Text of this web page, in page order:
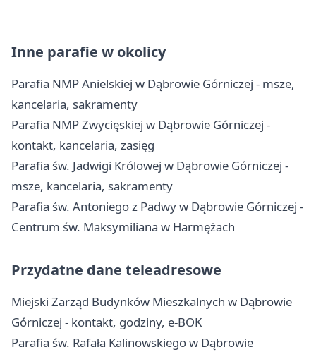
Inne parafie w okolicy
Parafia NMP Anielskiej w Dąbrowie Górniczej - msze,
kancelaria, sakramenty
Parafia NMP Zwycięskiej w Dąbrowie Górniczej -
kontakt, kancelaria, zasięg
Parafia św. Jadwigi Królowej w Dąbrowie Górniczej -
msze, kancelaria, sakramenty
Parafia św. Antoniego z Padwy w Dąbrowie Górniczej -
Centrum św. Maksymiliana w Harmężach
Przydatne dane teleadresowe
Miejski Zarząd Budynków Mieszkalnych w Dąbrowie
Górniczej - kontakt, godziny, e-BOK
Parafia św. Rafała Kalinowskiego w Dąbrowie